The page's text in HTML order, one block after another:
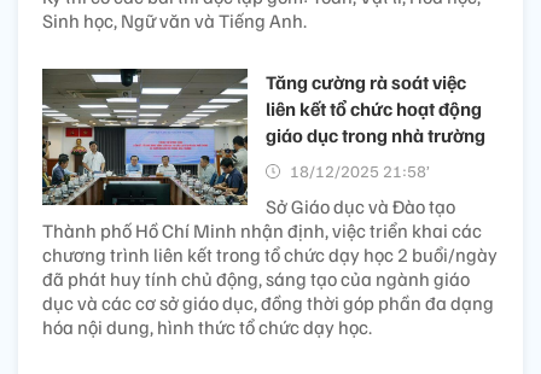
Sinh học, Ngữ văn và Tiếng Anh.
Tăng cường rà soát việc
liên kết tổ chức hoạt động
giáo dục trong nhà trường
18/12/2025 21:58’
Sở Giáo dục và Đào tạo
Thành phố Hồ Chí Minh nhận định, việc triển khai các
chương trình liên kết trong tổ chức dạy học 2 buổi/ngày
đã phát huy tính chủ động, sáng tạo của ngành giáo
dục và các cơ sở giáo dục, đồng thời góp phần đa dạng
hóa nội dung, hình thức tổ chức dạy học.